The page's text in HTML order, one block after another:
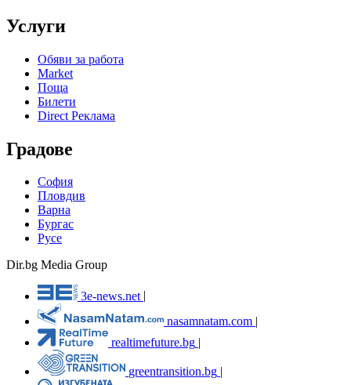
Услуги
Обяви за работа
Market
Поща
Билети
Direct Реклама
Градове
София
Пловдив
Варна
Бургас
Русе
Dir.bg Media Group
3e-news.net
nasamnatam.com |
realtimefuture.bg |
greentransition.bg |